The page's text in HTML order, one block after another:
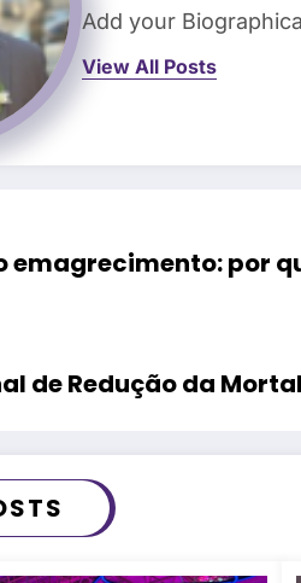
Add your
View All Posts
emagrecimento: por
de Redução da